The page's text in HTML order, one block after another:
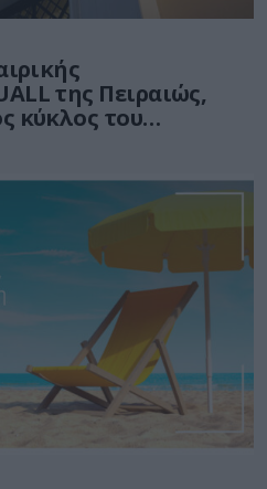
της Πειραιώς,
κύκλος του
Empowered